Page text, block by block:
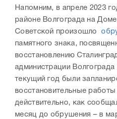
Напомним, в апреле 2023
районе Волгограда на
Советской произошло
памятного знака,
восстановлению
администрации
текущий год были
восстановительные
действительно, как
месяц до обрушения – в